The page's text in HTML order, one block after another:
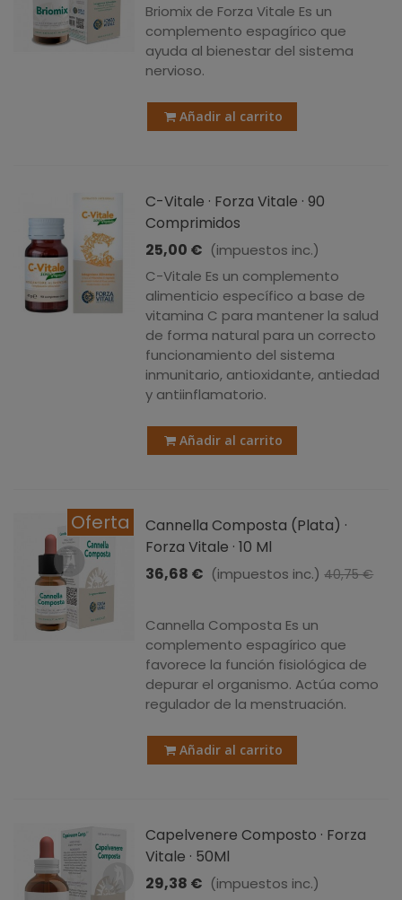
Briomix de Forza Vitale Es un
complemento espagírico que
ayuda al bienestar del sistema
nervioso.
Añadir al carrito
C-Vitale · Forza Vitale · 90
Comprimidos
25,00 € (impuestos inc.)
C-Vitale Es un complemento
alimenticio específico a base de
vitamina C para mantener la salud
de forma natural para un correcto
funcionamiento del sistema
inmunitario, antioxidante, antiedad
y antiinflamatorio.
Añadir al carrito
Oferta
Cannella Composta (Plata) ·
Forza Vitale · 10 Ml
36,68 € (impuestos inc.) 40,75 €
Cannella Composta Es un
complemento espagírico que
favorece la función fisiológica de
depurar el organismo. Actúa como
regulador de la menstruación.
Añadir al carrito
Capelvenere Composto · Forza
Vitale · 50Ml
29,38 € (impuestos inc.)